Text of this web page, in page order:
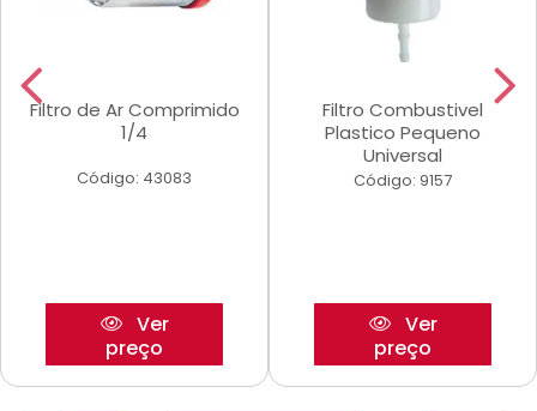
Filtro de Ar Comprimido
1/4
Código: 43083
Ver
preço
Filtro Combustivel
Plastico Pequeno
Universal
Código: 9157
Ver
preço